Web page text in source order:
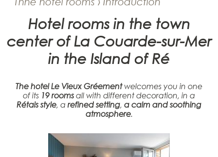
Hotel rooms in the town
center of La Couarde-sur-Mer
in the Island of Ré
The hotel Le Vieux Gréementwelcomes you in one
of its 19 rooms all with different decoration, in a
Rétais style, a refined setting, a calm and soothing
atmosphere.